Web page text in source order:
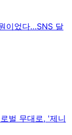
이었다…SNS 달
벌 무대로, '제니